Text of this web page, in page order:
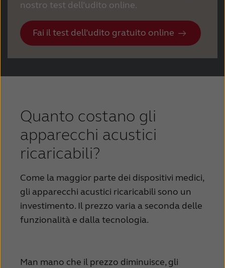
nostro test dell’udito online.
Fai il test dell’udito gratuito online
Quanto costano gli
apparecchi acustici
ricaricabili?
Come la maggior parte dei dispositivi medici,
gli apparecchi acustici ricaricabili sono un
investimento. Il prezzo varia a seconda delle
funzionalità e dalla tecnologia.
Man mano che il prezzo diminuisce, gli